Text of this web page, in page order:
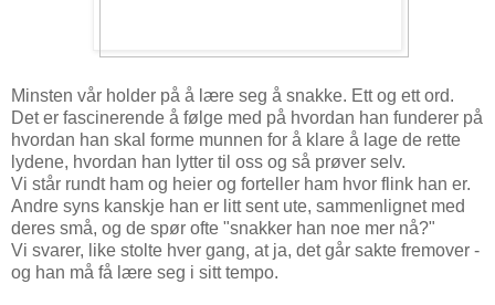
Minsten vår holder på å lære seg å snakke. Ett og ett ord.
Det er fascinerende å følge med på hvordan han funderer på
hvordan han skal forme munnen for å klare å lage de rette
lydene, hvordan han lytter til oss og så prøver selv.
Vi står rundt ham og heier og forteller ham hvor flink han er.
Andre syns kanskje han er litt sent ute, sammenlignet med
deres små, og de spør ofte "snakker han noe mer nå?"
Vi svarer, like stolte hver gang, at ja, det går sakte fremover -
og han må få lære seg i sitt tempo.